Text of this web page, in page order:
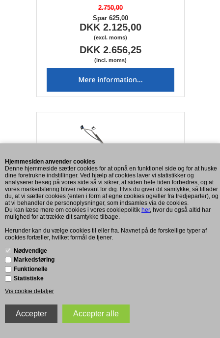
Hjemmesiden anvender cookies
Denne hjemmeside sætter cookies for at opnå en funktionel side og for at huske
dine foretrukne indstillinger. Ved hjælp af cookies laver vi statistikker og
analyserer besøg på vores side så vi sikrer, at siden hele tiden forbedres, og at
vores markedsføring bliver relevant for dig. Hvis du giver dit samtykke, så tillader
du, at vi sætter cookies (enten i form af egne cookies og/eller fra tredjeparter), og
at vi behandler de personoplysninger, som indsamles via de cookies.
Du kan læse mere om cookies i vores cookiepolitik her, hvor du også altid har
mulighed for at trække dit samtykke tilbage.
Herunder kan du vælge cookies til eller fra. Navnet på de forskellige typer af
cookies fortæller, hvilket formål de tjener.
Nødvendige
Markedsføring
Funktionelle
Statistiske
Vis cookie detaljer
2.750,00
Spar 625,00
DKK 2.125,00
(excl. moms)
DKK 2.656,25
(incl. moms)
Juhl P Gulv/terasserenser 520 mm. m/dyser
DKK 11.243,75